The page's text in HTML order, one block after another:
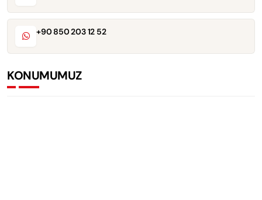
+90 850 203 12 52
KONUMUMUZ